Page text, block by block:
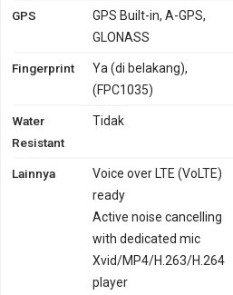
GPS
GPS Built-in, A-GPS,
GLONASS
Fingerprint
Ya (di belakang),
(FPC1035)
Water
Resistant
Tidak
Lainnya
Voice over LTE (VoLTE)
ready
Active noise cancelling
with dedicated mic
Xvid/MP4/H.263/H.264
player